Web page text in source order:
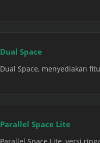
Dual Space
Dual Space, menyediakan
Parallel Space Lite